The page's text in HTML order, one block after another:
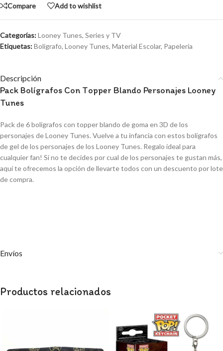
Compare Add to wishlist
Categorías:Looney Tunes, Series y TV
Etiquetas:Bolígrafo, Looney Tunes, Material Escolar, Papelería
Descripción
Pack Bolígrafos Con Topper Blando Personajes Looney
Tunes
Pack de 6 bolígrafos con topper blando de goma en 3D de los
personajes de Looney Tunes. Vuelve a tu infancia con estos bolígrafos
de gel de los personajes de los Looney Tunes. Regalo ideal para
cualquier fan! Si no te decides por cual de los personajes te gustan más,
aquí te ofrecemos la opción de llevarte todos con un descuento por lote
de compra.
Envíos
Productos relacionados